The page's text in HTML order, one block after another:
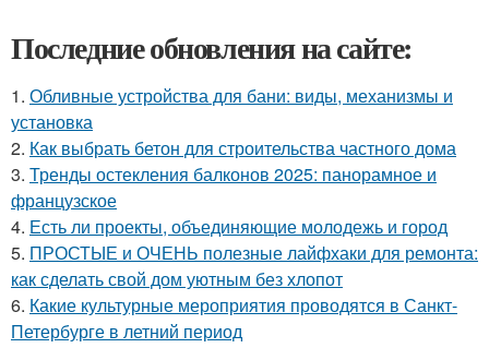
Последние обновления на сайте:
1. Обливные устройства для бани: виды, механизмы и
установка
2. Как выбрать бетон для строительства частного дома
3. Тренды остекления балконов 2025: панорамное и
французское
4. Есть ли проекты, объединяющие молодежь и город
5. ПРОСТЫЕ и ОЧЕНЬ полезные лайфхаки для ремонта:
как сделать свой дом уютным без хлопот
6. Какие культурные мероприятия проводятся в Санкт-
Петербурге в летний период